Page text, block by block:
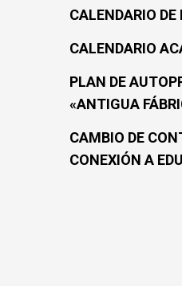
CALENDARIO DE
CALENDARIO
PLAN DE
«ANTIGUA
CAMBIO DE
CONEXIÓN A